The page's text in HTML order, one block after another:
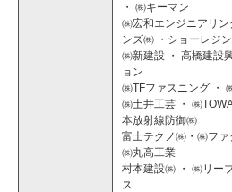
・ ㈱キーマン
㈱宏和エンジニアリ
ンズ㈱ ・ショーレジ
㈱新建設 ・ 高橋建設
ョン
㈱TFファスニング ・
㈱土井工芸 ・ ㈱
本放射線防御㈱
富士テクノ㈱・㈱ファ
㈱丸高工業
村本建設㈱ ・ ㈱リー
ス （敬